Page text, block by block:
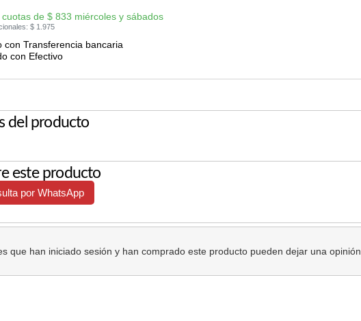
de $ 833 miércoles y sábados
$ 1.975
con Transferencia bancaria
con Efectivo
del producto
este producto
por WhatsApp
que han iniciado sesión y han comprado este producto pueden dejar una opinión.